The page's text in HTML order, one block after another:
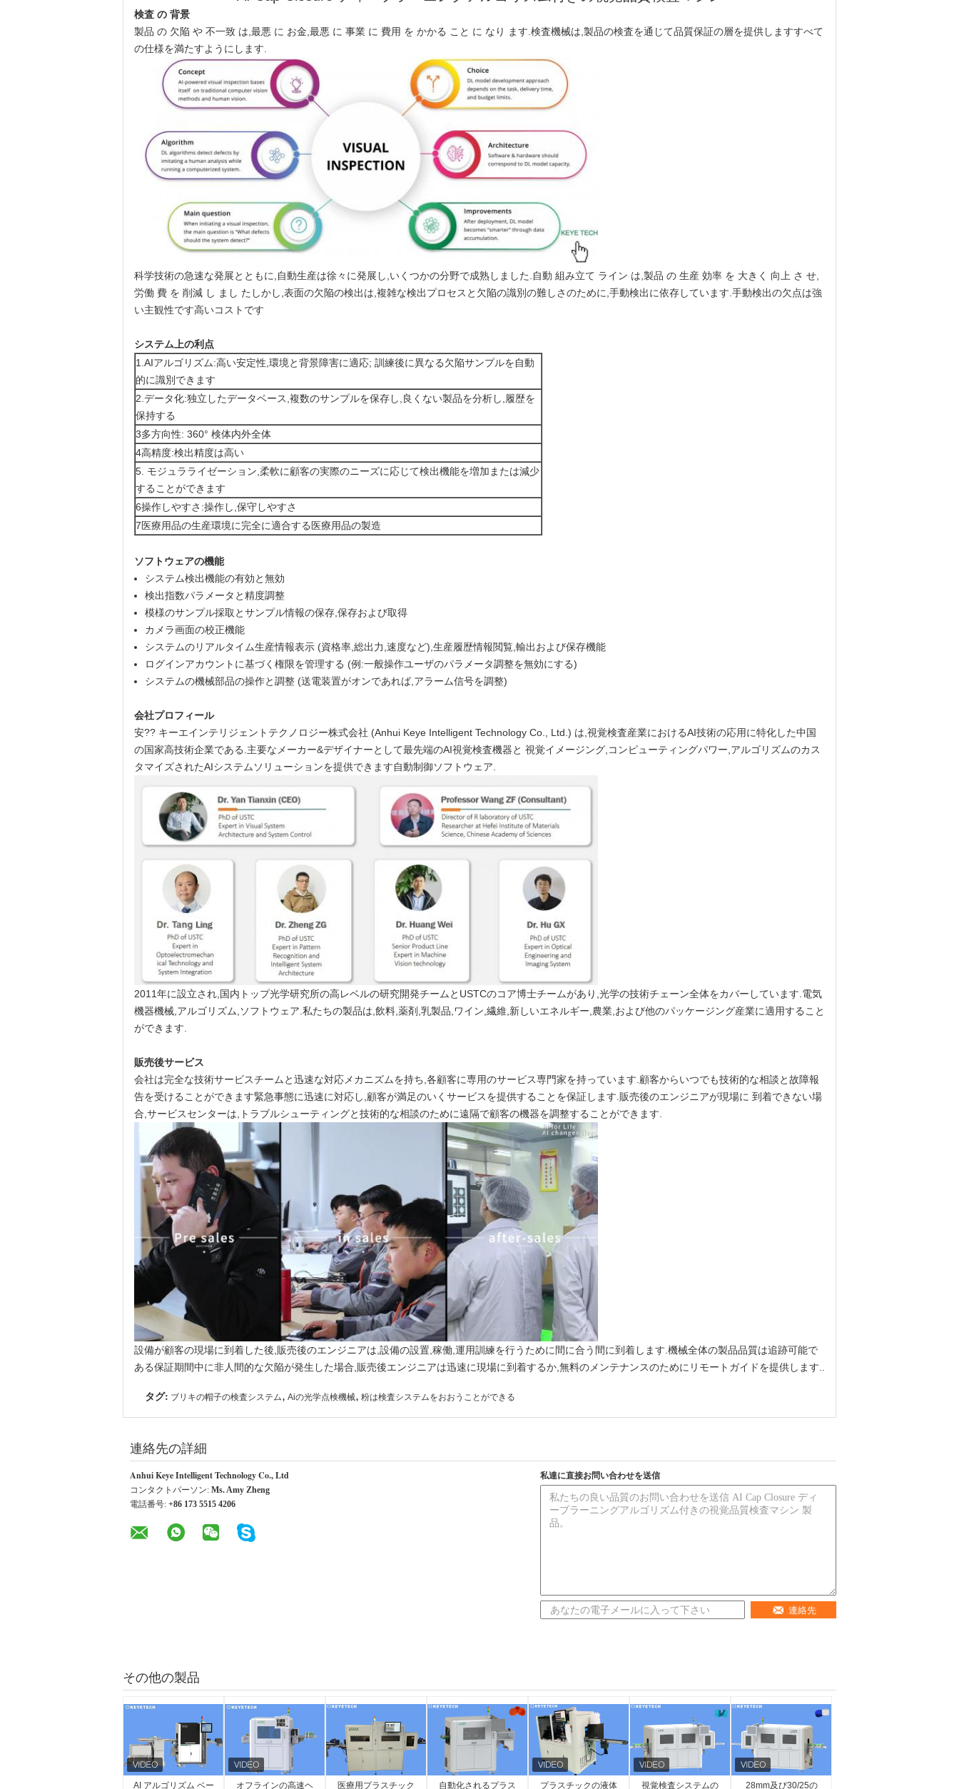
検査 の 背景
製品 の 欠陥 や 不一致 は,最悪 に お金,最悪 に 事業 に 費用 を かかる こと に なり ます.検査機械は,製品の検査を通じて品質保証の層を提供しますすべて
の仕様を満たすようにします.
科学技術の急速な発展とともに,自動生産は徐々に発展し,いくつかの分野で成熟しました.自動 組み立て ライン は,製品 の 生産 効率 を 大きく 向上 さ せ,
労働 費 を 削減 し まし たしかし,表面の欠陥の検出は,複雑な検出プロセスと欠陥の識別の難しさのために,手動検出に依存しています.手動検出の欠点は強
い主観性です高いコストです
システム上の利点
1.AIアルゴリズム:高い安定性,環境と背景障害に適応; 訓練後に異なる欠陥サンプルを自動
的に識別できます
2.データ化:独立したデータベース,複数のサンプルを保存し,良くない製品を分析し,履歴を
保持する
3多方向性: 360° 検体内外全体
4高精度:検出精度は高い
5. モジュラライゼーション,柔軟に顧客の実際のニーズに応じて検出機能を増加または減少
することができます
6操作しやすさ:操作し,保守しやすさ
7医療用品の生産環境に完全に適合する医療用品の製造
ソフトウェアの機能
システム検出機能の有効と無効
検出指数パラメータと精度調整
模様のサンプル採取とサンプル情報の保存,保存および取得
カメラ画面の校正機能
システムのリアルタイム生産情報表示 (資格率,総出力,速度など),生産履歴情報閲覧,輸出および保存機能
ログインアカウントに基づく権限を管理する (例:一般操作ユーザのパラメータ調整を無効にする)
システムの機械部品の操作と調整 (送電装置がオンであれば,アラーム信号を調整)
会社プロフィール
安?? キーエインテリジェントテクノロジー株式会社 (Anhui Keye Intelligent Technology Co., Ltd.) は,視覚検査産業におけるAI技術の応用に特化した中国
の国家高技術企業である.主要なメーカー&デザイナーとして最先端のAI視覚検査機器と 視覚イメージング,コンピューティングパワー,アルゴリズムのカス
タマイズされたAIシステムソリューションを提供できます自動制御ソフトウェア.
2011年に設立され,国内トップ光学研究所の高レベルの研究開発チームとUSTCのコア博士チームがあり,光学の技術チェーン全体をカバーしています.電気
機器機械,アルゴリズム,ソフトウェア.私たちの製品は,飲料,薬剤,乳製品,ワイン,繊維,新しいエネルギー,農業,および他のパッケージング産業に適用すること
ができます.
販売後サービス
会社は完全な技術サービスチームと迅速な対応メカニズムを持ち,各顧客に専用のサービス専門家を持っています.顧客からいつでも技術的な相談と故障報
告を受けることができます緊急事態に迅速に対応し,顧客が満足のいくサービスを提供することを保証します.販売後のエンジニアが現場に 到着できない場
合,サービスセンターは,トラブルシューティングと技術的な相談のために遠隔で顧客の機器を調整することができます.
設備が顧客の現場に到着した後,販売後のエンジニアは,設備の設置,稼働,運用訓練を行うために間に合う間に到着します.機械全体の製品品質は追跡可能で
ある保証期間中に非人間的な欠陥が発生した場合,販売後エンジニアは迅速に現場に到着するか,無料のメンテナンスのためにリモートガイドを提供します..
タグ: ブリキの帽子の検査システム, Aiの光学点検機械, 粉は検査システムをおおうことができる
連絡先の詳細
Anhui Keye Intelligent Technology Co., Ltd
コンタクトパーソン: Ms. Amy Zheng
電話番号: +86 173 5515 4206
私達に直接お問い合わせを送信
連絡先
その他の製品
AI アルゴリズム ベー オフラインの高速ヘ 医療用プラスチック 自動化されるプラス プラスチックの液体 視覚検査システムの 28mm及び30/25の